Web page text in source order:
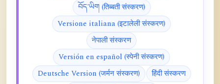
བོད་ཡིག (तिब्बती संस्करण)
Versione italiana (इटालेली संस्करण)
नेपाली संस्करण
Versión en español (स्पेनी संस्करण)
Deutsche Version (जर्मन संस्करण)
हिंदी संस्करण